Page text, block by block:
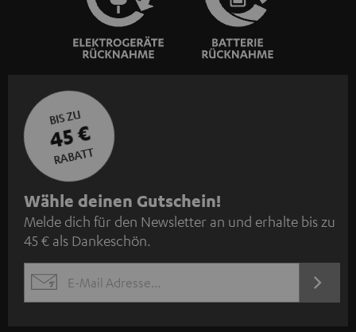
BIS ZU
45 €
RABATT
N
e
w
s
l
Wähle deinen Gutschein!
Melde dich für den Newsletter an und erhalte bis zu
45 € als Dankeschön.
EMAIL
JETZT